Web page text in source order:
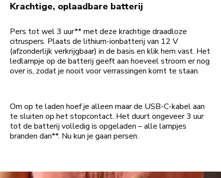
Krachtige, oplaadbare batterij
Pers tot wel 3 uur** met deze krachtige draadloze
citruspers. Plaats de lithium-ionbatterij van 12 V
(afzonderlijk verkrijgbaar) in de basis en klik hem vast. Het
ledlampje op de batterij geeft aan hoeveel stroom er nog
over is, zodat je nooit voor verrassingen komt te staan.
Om op te laden hoef je alleen maar de USB-C-kabel aan
te sluiten op het stopcontact. Het duurt ongeveer 3 uur
tot de batterij volledig is opgeladen – alle lampjes
branden dan**. Nu kun je gaan persen.